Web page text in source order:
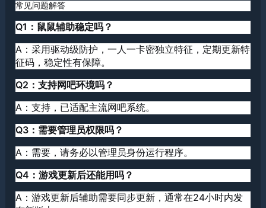
常见问题解答
Q1：鼠鼠辅助稳定吗？
A：采用驱动级防护，一人一卡密独立特征，定期更新特
征码，稳定性有保障。
Q2：支持网吧环境吗？
A：支持，已适配主流网吧系统。
Q3：需要管理员权限吗？
A：需要，请务必以管理员身份运行程序。
Q4：游戏更新后还能用吗？
A：游戏更新后辅助需要同步更新，通常在24小时内发